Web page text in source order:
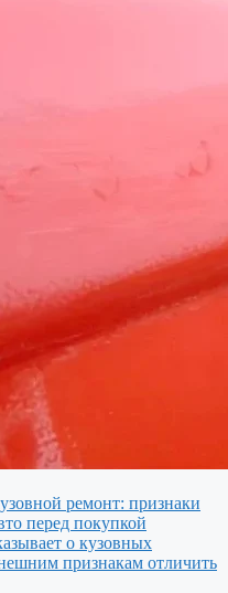
ремонт: признаки
перед покупкой
о кузовных
признакам отличить